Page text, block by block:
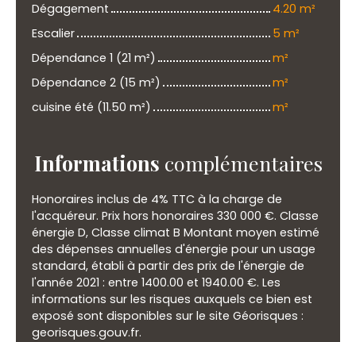
Dégagement
4.20 m²
Escalier
5 m²
Dépendance 1 (21 m²)
m²
Dépendance 2 (15 m²)
m²
cuisine été (11.50 m²)
m²
Informations complémentaires
Honoraires inclus de 4% TTC à la charge de
l'acquéreur. Prix hors honoraires 330 000 €. Classe
énergie D, Classe climat B Montant moyen estimé
des dépenses annuelles d'énergie pour un usage
standard, établi à partir des prix de l'énergie de
l'année 2021 : entre 1400.00 et 1940.00 €. Les
informations sur les risques auxquels ce bien est
exposé sont disponibles sur le site Géorisques :
georisques.gouv.fr.